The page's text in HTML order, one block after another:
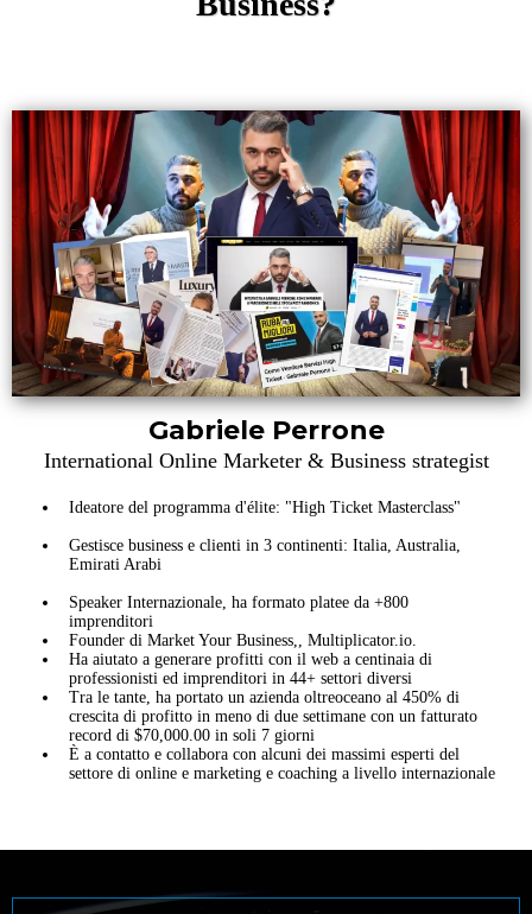
Gabriele Perrone
International Online Marketer & Business strategist
Ideatore del programma d'élite: "High Ticket Masterclass"
Gestisce business e clienti in 3 continenti: Italia, Australia,
Emirati Arabi
Speaker Internazionale, ha formato platee da +800
imprenditori
Founder di Market Your Business,, Multiplicator.io.
Ha aiutato a generare profitti con il web a centinaia di
professionisti ed imprenditori in 44+ settori diversi
Tra le tante, ha portato un azienda oltreoceano al 450% di
crescita di profitto in meno di due settimane con un fatturato
record di $70,000.00 in soli 7 giorni
È a contatto e collabora con alcuni dei massimi esperti del
settore di online e marketing e coaching a livello internazionale